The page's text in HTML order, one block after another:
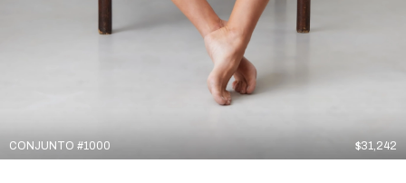
CONJUNTO #1000 $31,242